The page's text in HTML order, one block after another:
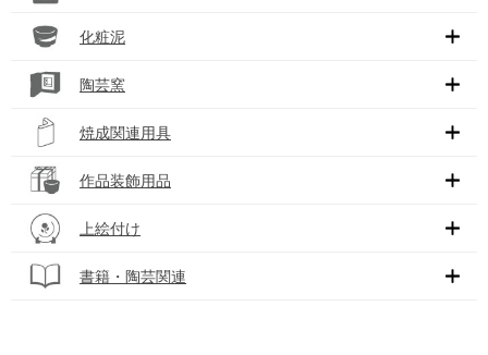
化粧泥
陶芸窯
焼成関連用具
作品装飾用品
上絵付け
書籍・陶芸関連